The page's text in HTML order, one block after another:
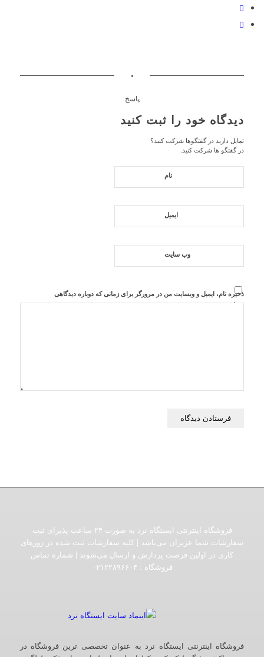
۰
پاسخ
دیدگاه خود را ثبت کنید
تمایل دارید در گفتگوها شرکت کنید؟
در گفتگو ها شرکت کنید.
نام
ایمیل
وب‌ سایت
ذخیره نام، ایمیل و وبسایت من در مرورگر برای زمانی که دوباره دیدگاهی
می‌نویسم.
فروشگاه اینترنتی ایستگاه نرد به صورت ۲۴ ساعت پذیرای ثبت
سفارشات شما عزیزان می‌باشد | کلیه سفارشات ثبت شده در روزهای
کاری در اولین فرصت پردازش و ارسال می‌شوند | شماره تماس
فروشگاه :‌ ۰۲۱۲۲۸۹۶۶۰۴
فروشگاه اینترنتی ایستگاه نرد به عنوان تخصصی ترین فروشگاه در